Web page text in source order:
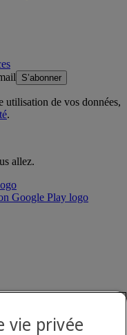
S’abonner
utilisation de vos données,
.
allez.
vie privée